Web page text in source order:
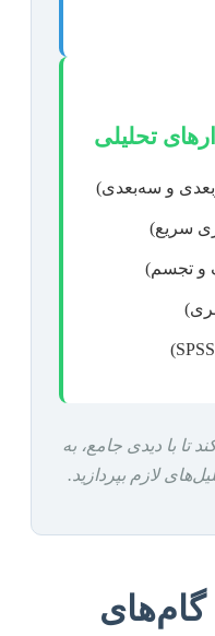
تحلیلی
و سه‌بعدی)
سریع)
و تجسم)
تا با دیدی جامع، به
لازم بپردازید.
گام‌های